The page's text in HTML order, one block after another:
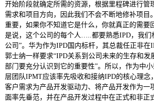
开始阶段就确定所需的资源，根据里程碑进行管
需求和项目方向，因此我们不会不断地修补项目
重要，如果你不知道它是什么，你就真正的需要
是说，这个公司的每个人…..都要熟悉IPD，我们
公司”。华为作为IPD国内标杆，其总裁任正非在
郭士纳一样要求“IPD关系到公司未来的生存和发
部门要充分认识到它的重要性”。所以，作为中
层团队IPMT应该率先吸收和接纳IPD的核心理念
客户需求为产品开发驱动力、将产品开发作为一
面率先垂范，并在产品开发过程中在正式和非正